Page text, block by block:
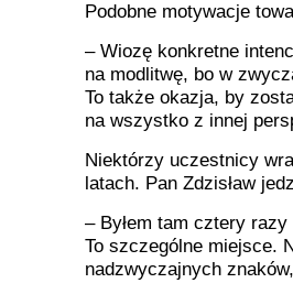
Podobne motywacje
– Wiozę konkretne
na modlitwę, bo w
To także okazja, by
na wszystko z innej
Niektórzy uczestnicy
latach. Pan Zdzisław
– Byłem tam cztery
To szczególne miejsce.
nadzwyczajnych